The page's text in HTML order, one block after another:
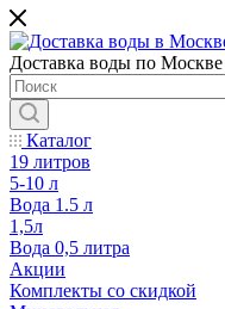
Доставка воды по
Каталог
19 литров
5-10 л
Вода 1.5 л
1,5л
Вода 0,5 литра
Акции
Комплекты со скидкой